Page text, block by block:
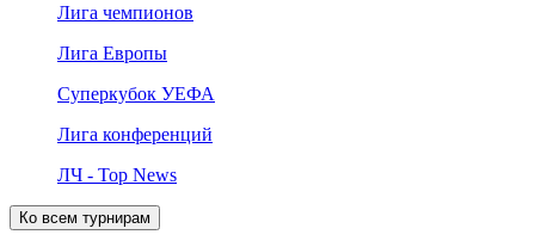
Лига чемпионов
Лига Европы
Суперкубок УЕФА
Лига конференций
ЛЧ - Top News
Ко всем турнирам